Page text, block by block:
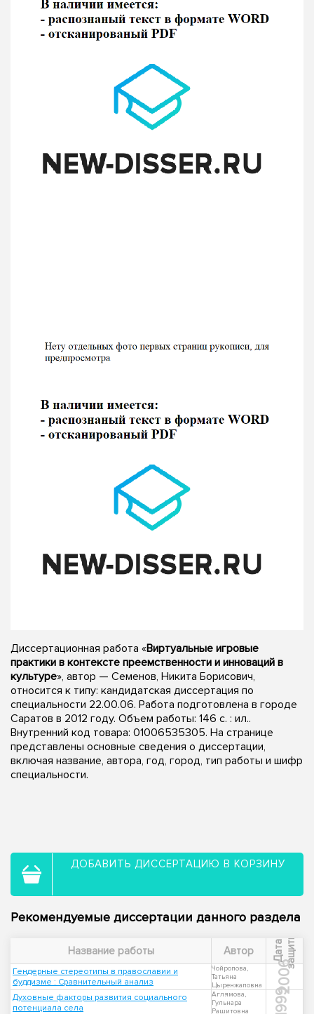
Диссертационная работа «Виртуальные игровые
практики в контексте преемственности и инноваций в
культуре», автор — Семенов, Никита Борисович,
относится к типу: кандидатская диссертация по
специальности 22.00.06. Работа подготовлена в городе
Саратов в 2012 году. Объем работы: 146 с. : ил..
Внутренний код товара: 01006535305. На странице
представлены основные сведения о диссертации,
включая название, автора, год, город, тип работы и шифр
специальности.
ДОБАВИТЬ ДИССЕРТАЦИЮ В КОРЗИНУ
Рекомендуемые диссертации данного раздела
Название работы Автор Д
а
т
а
з
а
щ
и
ты
Гендерные стереотипы в православии и
буддизме : Сравнительный анализ
Чойропова,
Татьяна
Цыренжаповна
2006
Духовные факторы развития социального
потенциала села
Аглямова,
Гульнара
Рашитовна
1999